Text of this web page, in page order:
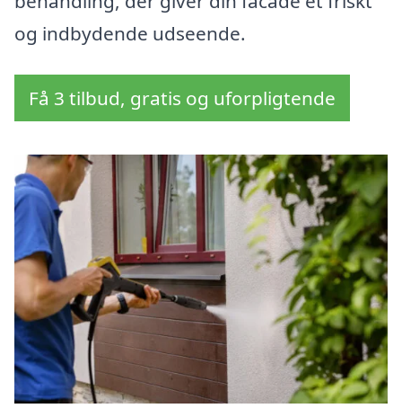
og indbydende udseende.
Få 3 tilbud, gratis og uforpligtende